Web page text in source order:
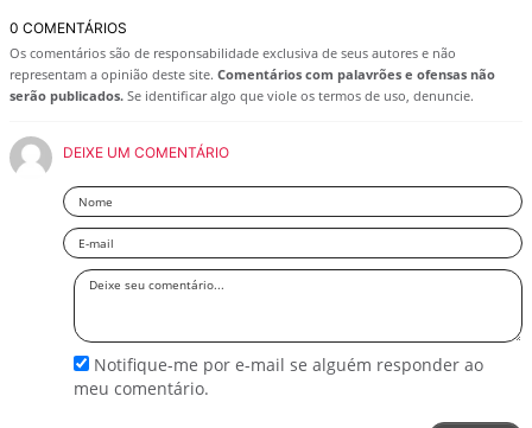
0 COMENTÁRIOS
Os comentários são de responsabilidade exclusiva de seus autores e não
representam a opinião deste site. Comentários com palavrões e ofensas não
serão publicados. Se identificar algo que viole os termos de uso, denuncie.
DEIXE UM COMENTÁRIO
Nome
Email
Deixe
Notifique-me por e-mail se alguém responder ao
meu comentário.